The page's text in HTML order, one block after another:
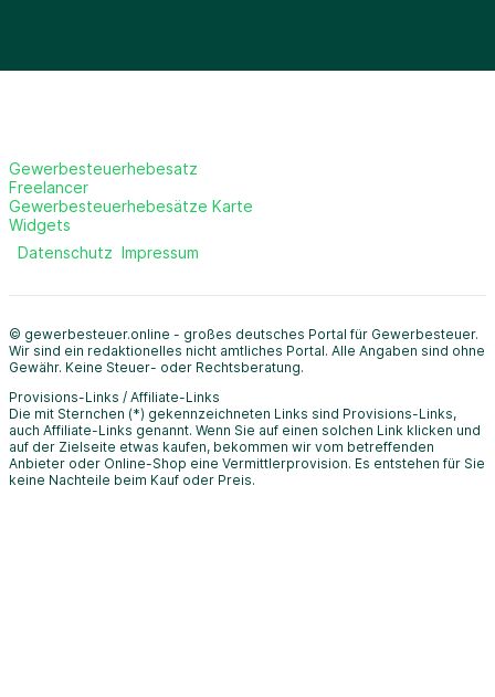
Gewerbesteuerhebesatz
Freelancer
Gewerbesteuerhebesätze Karte
Widgets
Datenschutz Impressum
© gewerbesteuer.online - großes deutsches Portal für Gewerbesteuer.
Wir sind ein redaktionelles nicht amtliches Portal. Alle Angaben sind ohne
Gewähr. Keine Steuer- oder Rechtsberatung.
Provisions-Links / Affiliate-Links
Die mit Sternchen (*) gekennzeichneten Links sind Provisions-Links,
auch Affiliate-Links genannt. Wenn Sie auf einen solchen Link klicken und
auf der Zielseite etwas kaufen, bekommen wir vom betreffenden
Anbieter oder Online-Shop eine Vermittlerprovision. Es entstehen für Sie
keine Nachteile beim Kauf oder Preis.